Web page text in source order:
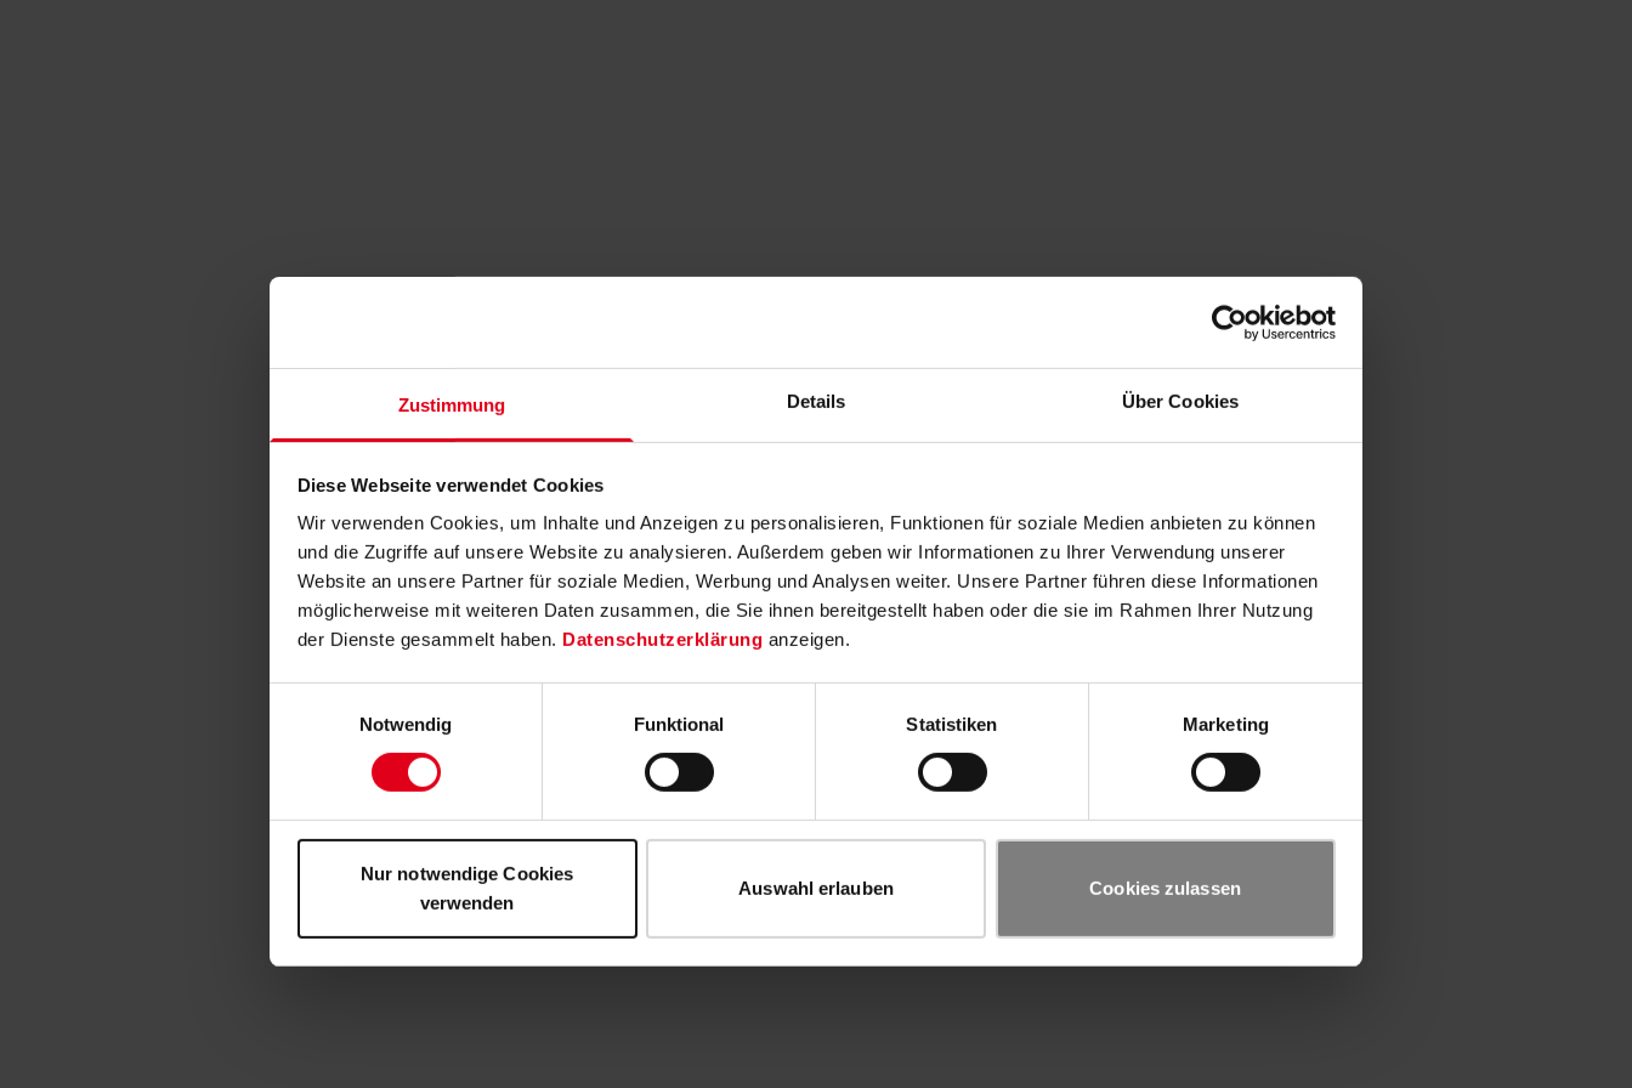
Zustimmung Details Über Cookies
Diese Webseite verwendet Cookies
Wir verwenden Cookies, um Inhalte und Anzeigen zu personalisieren, Funktionen für soziale Medien anbieten zu können
und die Zugriffe auf unsere Website zu analysieren. Außerdem geben wir Informationen zu Ihrer Verwendung unserer
Website an unsere Partner für soziale Medien, Werbung und Analysen weiter. Unsere Partner führen diese Informationen
möglicherweise mit weiteren Daten zusammen, die Sie ihnen bereitgestellt haben oder die sie im Rahmen Ihrer Nutzung
der Dienste gesammelt haben. Datenschutzerklärung anzeigen.
Notwendig
Funktional Statistiken Marketing
Nur notwendige Cookies
verwenden
Auswahl erlauben Cookies zulassen